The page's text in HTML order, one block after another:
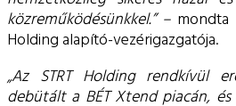
közreműködésünkkel.” – mondta
Holding alapító-vezérigazgatója.
„Az STRT Holding rendkívül
debütált a BÉT Xtend piacán,